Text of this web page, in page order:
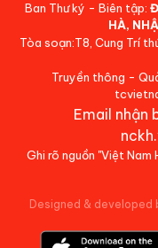
Ban Thư ký - Biên tập:
HÀ,
Tòa soạn:T8, Cung Trí
Truyền thông -
Email nhận
Ghi rõ nguồn "Việt Nam
Designed & developed